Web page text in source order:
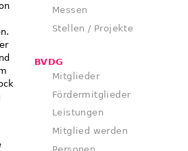
Messen
Stellen / Projekte
BVDG
Mitglieder
Fördermitglieder
Leistungen
Mitglied werden